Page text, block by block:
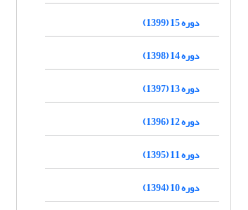
دوره 15 (1399)
دوره 14 (1398)
دوره 13 (1397)
دوره 12 (1396)
دوره 11 (1395)
دوره 10 (1394)